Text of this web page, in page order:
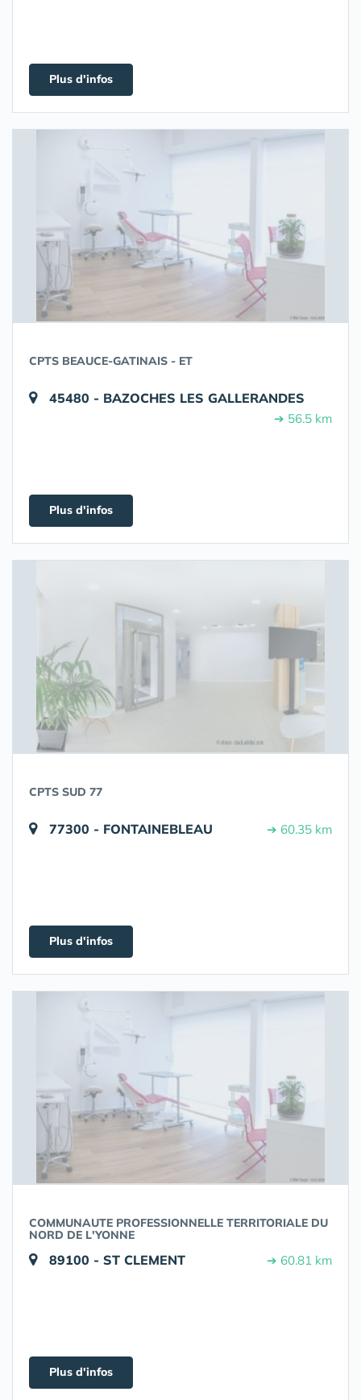
Plus d'infos
CPTS BEAUCE-GATINAIS - ET
45480 - BAZOCHES LES GALLERANDES
➔ 56.5 km
Plus d'infos
CPTS SUD 77
77300 - FONTAINEBLEAU ➔ 60.35 km
Plus d'infos
COMMUNAUTE PROFESSIONNELLE TERRITORIALE DU
NORD DE L'YONNE
89100 - ST CLEMENT ➔ 60.81 km
Plus d'infos